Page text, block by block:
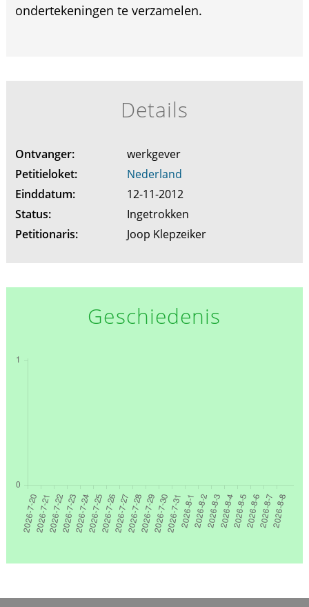
ondertekeningen te verzamelen.
Details
Ontvanger:
werkgever
Petitieloket:
Nederland
Einddatum:
12-11-2012
Status:
Ingetrokken
Petitionaris:
Joop Klepzeiker
Geschiedenis